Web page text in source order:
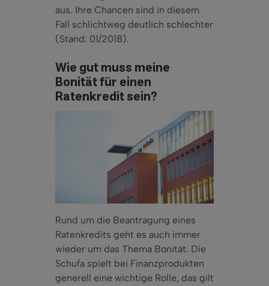
aus. Ihre Chancen sind in diesem
Fall schlichtweg deutlich schlechter
(Stand: 01/2018).
Wie gut muss meine
Bonität für einen
Ratenkredit sein?
Rund um die Beantragung eines
Ratenkredits geht es auch immer
wieder um das Thema Bonität. Die
Schufa spielt bei Finanzprodukten
generell eine wichtige Rolle, das gilt